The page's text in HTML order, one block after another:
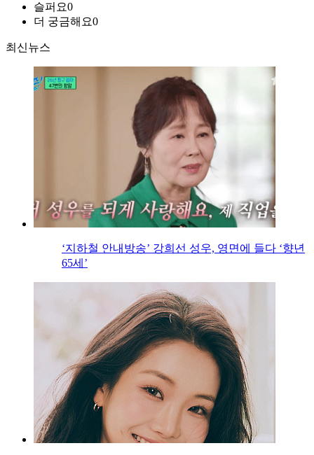
슬퍼요0
더 궁금해요0
최신뉴스
‘지하철 안내방송’ 강희선 성우, 영면에 들다 ‘향년
65세’